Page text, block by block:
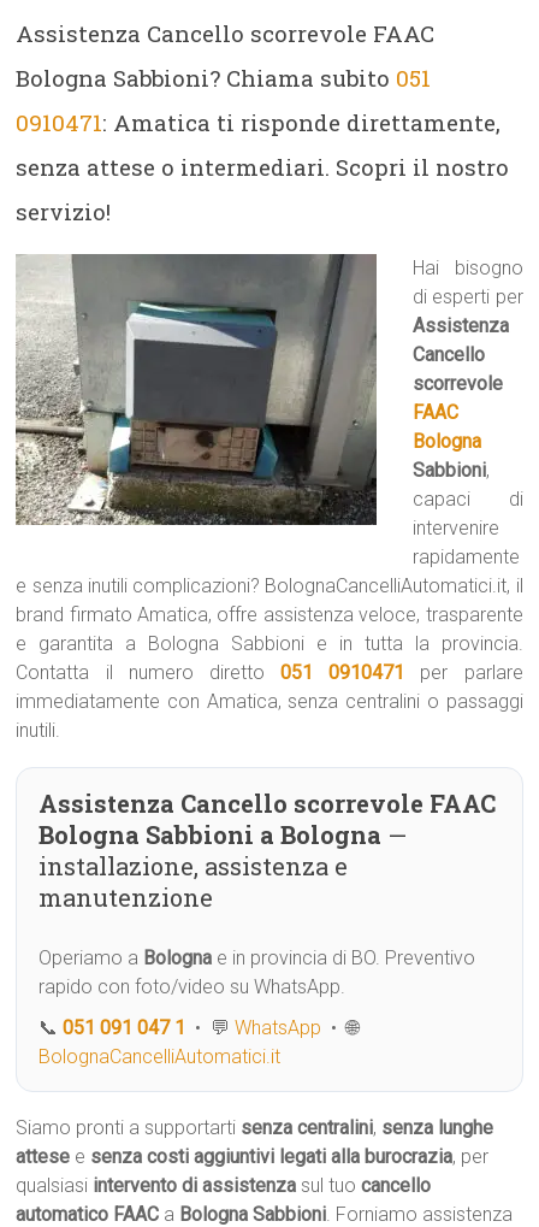
Assistenza Cancello scorrevole FAAC
Bologna Sabbioni? Chiama subito 051
0910471: Amatica ti risponde direttamente,
senza attese o intermediari. Scopri il nostro
servizio!
Hai bisogno
di esperti per
Assistenza
Cancello
scorrevole
FAAC
Bologna
Sabbioni,
capaci di
intervenire
rapidamente
e senza inutili complicazioni? BolognaCancelliAutomatici.it, il
brand firmato Amatica, offre assistenza veloce, trasparente
e garantita a Bologna Sabbioni e in tutta la provincia.
Contatta il numero diretto051 0910471
per parlare
immediatamente con Amatica, senza centralini o passaggi
inutili.
Assistenza Cancello scorrevole FAAC
Bologna Sabbioni a Bologna —
installazione, assistenza e
manutenzione
Operiamo a Bologna e in provincia di BO. Preventivo
rapido con foto/video su WhatsApp.
📞051 091 047 1 • 💬WhatsApp • 🌐
BolognaCancelliAutomatici.it
Siamo pronti a supportarti senza centralini, senza lunghe
attese e senza costi aggiuntivi legati alla burocrazia, per
qualsiasi intervento di assistenza sul tuocancello
automatico FAAC a Bologna Sabbioni. Forniamo assistenza